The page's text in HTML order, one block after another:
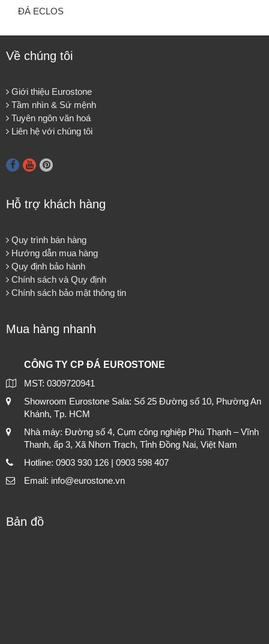
ĐÁ ECLOS
Về chúng tôi
Giới thiệu Eurostone
Tầm nhìn & Sứ mệnh
Tuyên ngôn văn hoá
Liên hệ với chúng tôi
Hỗ trợ khách hàng
Quy trình bán hàng
Hướng dẫn mua hàng
Quy định bảo hành
Chính sách và Quy định
Chính sách bảo mật thông tin
Mua hàng nhanh
CÔNG TY CP ĐÁ EUROSTONE
MST: 0309720941
Showroom Eurostone Sala: Số 25 Đường số 10, Phường An
Khánh, Tp. HCM
Nhà máy: Đường số 4, Cụm công nghiệp Phú Thạnh – Vĩnh
Thanh, ấp 3, Xã Nhơn Trạch, Tỉnh Đồng Nai, Việt Nam
Hotline: 0903 930 126 | 0903 598 407
Email: info@eurostone.vn
Bản đồ